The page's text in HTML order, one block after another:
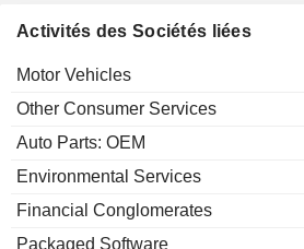
Auto Parts: OEM
Lumax Integrated Ventures Pvt Ltd.
Motor Vehicles
Activités des Sociétés liées
Motor Vehicles
Other Consumer Services
Auto Parts: OEM
Environmental Services
Financial Conglomerates
Packaged Software